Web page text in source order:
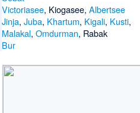
Victoriasee, Kiogasee,Albertsee
Jinja,Juba, Khartum, Kigali, Kusti,
Malakal,Omdurman, Rabak
Bur